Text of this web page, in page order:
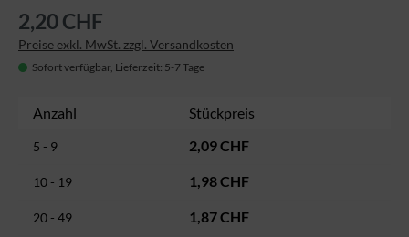
2,20 CHF
Preise exkl. MwSt. zzgl. Versandkosten
Sofort verfügbar, Lieferzeit: 5-7 Tage
Anzahl Stückpreis
5 - 9 2,09 CHF
10 - 19 1,98 CHF
20 - 49 1,87 CHF